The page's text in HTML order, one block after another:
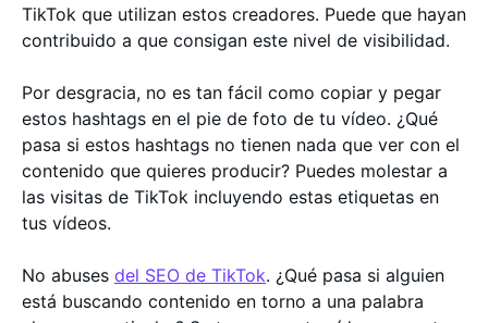
TikTok que utilizan estos creadores. Puede que hayan
contribuido a que consigan este nivel de visibilidad.
Por desgracia, no es tan fácil como copiar y pegar
estos hashtags en el pie de foto de tu vídeo. ¿Qué
pasa si estos hashtags no tienen nada que ver con el
contenido que quieres producir? Puedes molestar a
las visitas de TikTok incluyendo estas etiquetas en
tus vídeos.
No abuses del SEO de TikTok. ¿Qué pasa si alguien
está buscando contenido en torno a una palabra